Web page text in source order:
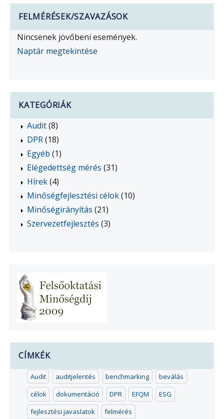
FELMÉRÉSEK/SZAVAZÁSOK
Nincsenek jövőbeni események.
Naptár megtekintése
KATEGÓRIÁK
Audit(8)
DPR(18)
Egyéb (1)
Elégedettség mérés (31)
Hírek(4)
Minőségfejlesztési célok(10)
Minőségirányítás (21)
Szervezetfejlesztés (3)
CÍMKÉK
Audit auditjelentés benchmarking
beválás
célok
dokumentáció DPR EFQM
ESG
fejlesztési javaslatok
felmérés